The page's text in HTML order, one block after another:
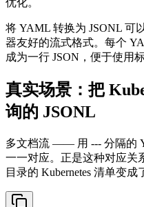
将 YAML 转换为 JSONL 可
器友好的流式格式。每个
成为一行 JSON，便于使用
真实场景：把
询的 JSONL
多文档流 —— 用 --- 分隔的
一一对应。正是这种对应关
目录的 Kubernetes 清单变